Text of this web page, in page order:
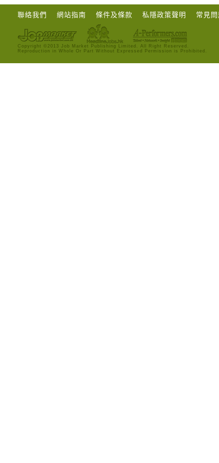
聯絡我們 網站指南 條件及條款 私隱政策聲明 常見
Copyright ©2013 Job Market Publishing Limited. All Right Reserved.
Reproduction in Whole Or Part Without Expressed Permission is Prohibited.